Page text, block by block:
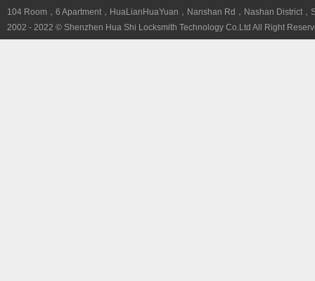
104 Room，6 Apartment，HuaLianHuaYuan，Nanshan Rd，Nashan District
2002 - 2022 © Shenzhen Hua Shi Locksmith Technology Co.Ltd All Right